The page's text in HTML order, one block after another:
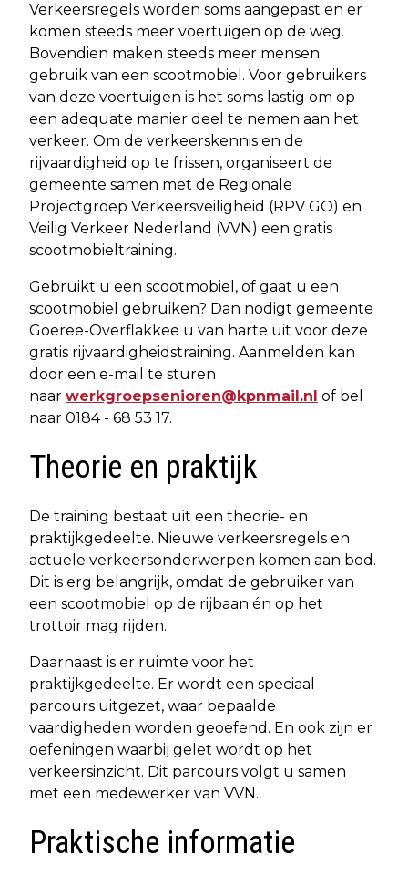
Verkeersregels worden soms aangepast en er
komen steeds meer voertuigen op de weg.
Bovendien maken steeds meer mensen
gebruik van een scootmobiel. Voor gebruikers
van deze voertuigen is het soms lastig om op
een adequate manier deel te nemen aan het
verkeer. Om de verkeerskennis en de
rijvaardigheid op te frissen, organiseert de
gemeente samen met de Regionale
Projectgroep Verkeersveiligheid (RPV GO) en
Veilig Verkeer Nederland (VVN) een gratis
scootmobieltraining.
Gebruikt u een scootmobiel, of gaat u een
scootmobiel gebruiken? Dan nodigt gemeente
Goeree-Overflakkee u van harte uit voor deze
gratis rijvaardigheidstraining. Aanmelden kan
door een e-mail te sturen
naar werkgroepsenioren@kpnmail.nl of bel
naar 0184 - 68 53 17.
Theorie en praktijk
De training bestaat uit een theorie- en
praktijkgedeelte. Nieuwe verkeersregels en
actuele verkeersonderwerpen komen aan bod.
Dit is erg belangrijk, omdat de gebruiker van
een scootmobiel op de rijbaan én op het
trottoir mag rijden.
Daarnaast is er ruimte voor het
praktijkgedeelte. Er wordt een speciaal
parcours uitgezet, waar bepaalde
vaardigheden worden geoefend. En ook zijn er
oefeningen waarbij gelet wordt op het
verkeersinzicht. Dit parcours volgt u samen
met een medewerker van VVN.
Praktische informatie